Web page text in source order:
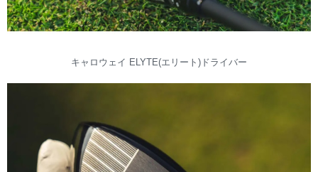
キャロウェイ ELYTE(エリート)ドライバー